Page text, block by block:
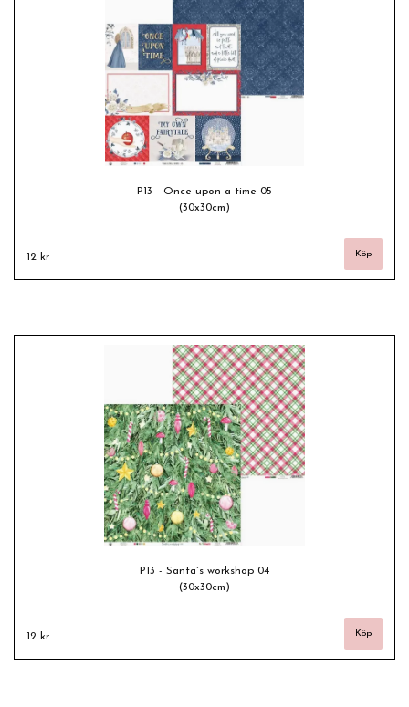
P13 - Once upon a time 05
(30x30cm)
12 kr
P13 - Santa´s workshop 04
(30x30cm)
12 kr